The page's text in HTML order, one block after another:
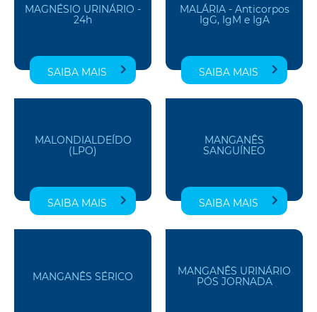
MAGNÉSIO URINÁRIO -
24h
SAIBA MAIS
MALÁRIA - Anticorpos
IgG, IgM e IgA
SAIBA MAIS
MALONDIALDEÍDO
(LPO)
SAIBA MAIS
MANGANÊS
SANGUÍNEO
SAIBA MAIS
MANGANÊS SÉRICO
MANGANÊS URINÁRIO
PÓS JORNADA